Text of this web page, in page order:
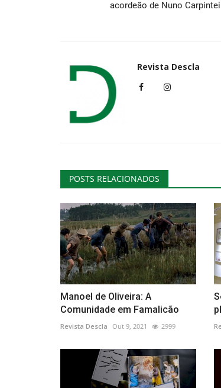
acordeão de Nuno
Revista Descla
POSTS RELACIONADOS
Manoel de Oliveira: A
Comunidade em Famalicão
Revista Descla Out 9, 2021 2999
Revista Descla Jan 29, 2023